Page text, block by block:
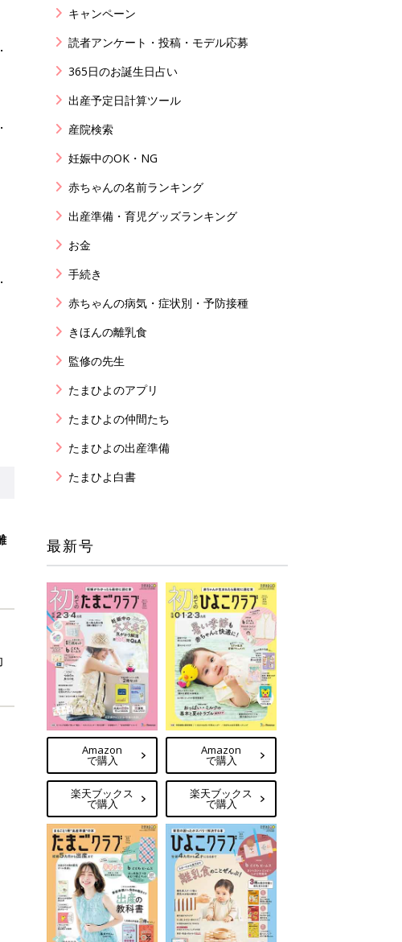
キャンペーン
読者アンケート・投稿・モデル応募
365日のお誕生日占い
出産予定日計算ツール
産院検索
妊娠中のOK・NG
赤ちゃんの名前ランキング
出産準備・育児グッズランキング
お金
手続き
赤ちゃんの病気・症状別・予防接種
きほんの離乳食
監修の先生
たまひよのアプリ
たまひよの仲間たち
たまひよの出産準備
たまひよ白書
最新号
Amazon
で購入
楽天ブックス
で購入
Amazon
で購入
楽天ブックス
で購入